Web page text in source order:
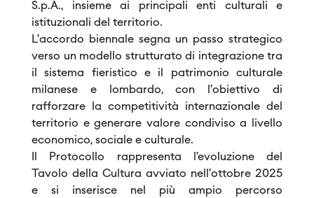
S.p.A., insieme ai principali enti culturali e
istituzionali del territorio.
L’accordo biennale segna un passo strategico
verso un modello strutturato di integrazione tra
il sistema fieristico e il patrimonio culturale
milanese e lombardo, con l’obiettivo di
rafforzare la competitività internazionale del
territorio e generare valore condiviso a livello
economico, sociale e culturale.
Il Protocollo rappresenta l’evoluzione del
Tavolo della Cultura avviato nell’ottobre 2025
e si inserisce nel più ampio percorso